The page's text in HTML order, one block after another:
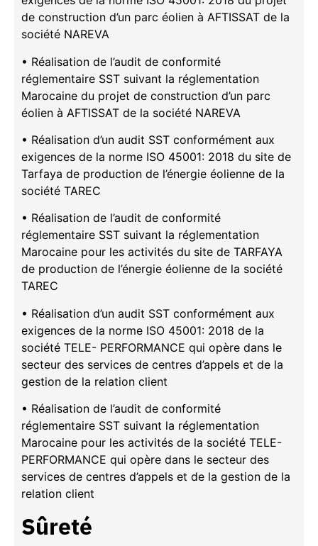
de construction d’un parc éolien à AFTISSAT de la
société NAREVA
• Réalisation de l’audit de conformité
réglementaire SST suivant la réglementation
Marocaine du projet de construction d’un parc
éolien à AFTISSAT de la société NAREVA
• Réalisation d’un audit SST conformément aux
exigences de la norme ISO 45001: 2018 du site de
Tarfaya de production de l’énergie éolienne de la
société TAREC
• Réalisation de l’audit de conformité
réglementaire SST suivant la réglementation
Marocaine pour les activités du site de TARFAYA
de production de l’énergie éolienne de la société
TAREC
• Réalisation d’un audit SST conformément aux
exigences de la norme ISO 45001: 2018 de la
société TELE- PERFORMANCE qui opère dans le
secteur des services de centres d’appels et de la
gestion de la relation client
• Réalisation de l’audit de conformité
réglementaire SST suivant la réglementation
Marocaine pour les activités de la société TELE-
PERFORMANCE qui opère dans le secteur des
services de centres d’appels et de la gestion de la
relation client
Sûreté